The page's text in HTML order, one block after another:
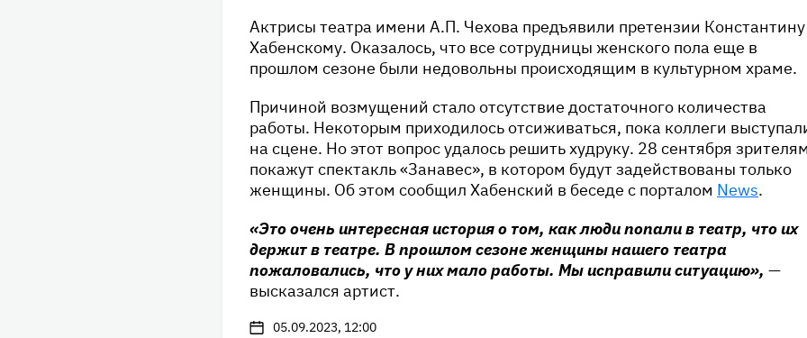
Актрисы театра имени А.П. Чехова предъявили претензии Константину
Хабенскому. Оказалось, что все сотрудницы женского пола еще в
прошлом сезоне были недовольны происходящим в культурном храме.
Причиной возмущений стало отсутствие достаточного количества
работы. Некоторым приходилось отсиживаться, пока коллеги
на сцене. Но этот вопрос удалось решить худруку. 28 сентября
покажут спектакль «Занавес», в котором будут задействованы только
женщины. Об этом сообщил Хабенский в беседе с порталом News.
«Это очень интересная история о том, как люди попали в театр, что их
держит в театре. В прошлом сезоне женщины нашего театра
пожаловались, что у них мало работы. Мы исправили ситуацию», —
высказался артист.
05.09.2023, 12:00